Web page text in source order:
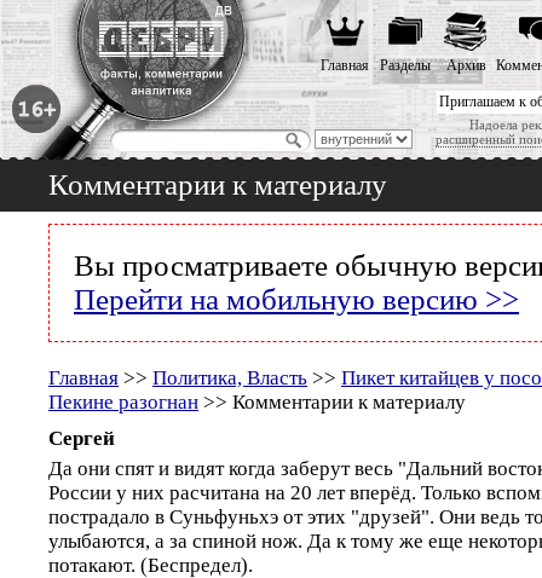
Приглашаем к
Надоела
расширенный
Главная Разделы Архив
Комментарии к материалу
Вы просматриваете обычную
Перейти на мобильную версию >>
Главная >> Политика, Власть >> Пикет китайцев у
Пекине разогнан >> Комментарии к материалу
Сергей
Да они спят и видят когда заберут весь "Дальний
России у них расчитана на 20 лет вперёд. Только
пострадало в Суньфуньхэ от этих "друзей". Они ведь
улыбаются, а за спиной нож. Да к тому же еще
потакают. (Беспредел).